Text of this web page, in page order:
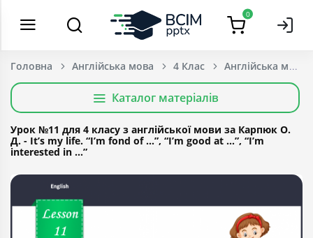
0
Головна Англійська мова 4 Клас
Каталог матеріалів
Урок №11 для 4 класу з англійської мови за Карпюк О.
Д. - It’s my life. “I’m fond of …”, “I’m good at …”, “I’m
interested in …”